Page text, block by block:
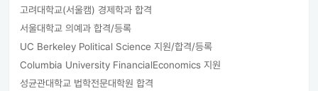
고려대학교(서울캠) 경제학과 합격
서울대학교 의예과 합격/등록
UC Berkeley Political Science 지원/합격/등록
Columbia University FinancialEconomics 지원
성균관대학교 법학전문대학원 합격